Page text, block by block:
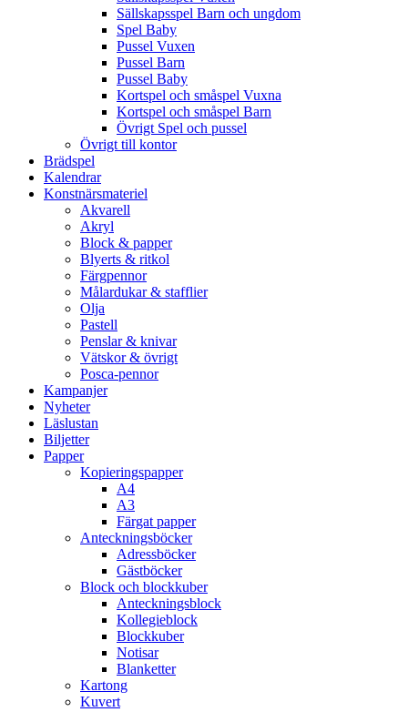
Sällskapsspel Barn och ungdom
Spel Baby
Pussel Vuxen
Pussel Barn
Pussel Baby
Kortspel och småspel Vuxna
Kortspel och småspel Barn
Övrigt Spel och pussel
Övrigt till kontor
Brädspel
Kalendrar
Konstnärsmateriel
Akvarell
Akryl
Block & papper
Blyerts & ritkol
Färgpennor
Målardukar & stafflier
Olja
Pastell
Penslar & knivar
Vätskor & övrigt
Posca-pennor
Kampanjer
Nyheter
Läslustan
Biljetter
Papper
Kopieringspapper
A4
A3
Färgat papper
Anteckningsböcker
Adressböcker
Gästböcker
Block och blockkuber
Anteckningsblock
Kollegieblock
Blockkuber
Notisar
Blanketter
Kartong
Kuvert